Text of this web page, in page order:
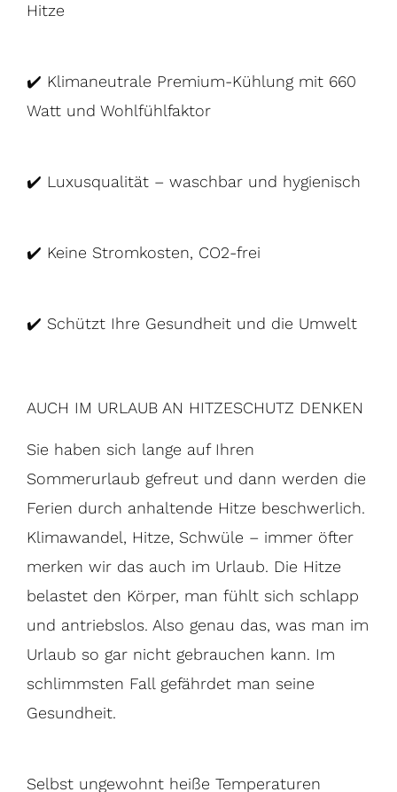
Hitze
✔️ Klimaneutrale Premium-Kühlung mit 660
Watt und Wohlfühlfaktor
✔️ Luxusqualität – waschbar und hygienisch
✔️ Keine Stromkosten, CO2-frei
✔️ Schützt Ihre Gesundheit und die Umwelt
AUCH IM URLAUB AN HITZESCHUTZ DENKEN
Sie haben sich lange auf Ihren
Sommerurlaub gefreut und dann werden die
Ferien durch anhaltende Hitze beschwerlich.
Klimawandel, Hitze, Schwüle – immer öfter
merken wir das auch im Urlaub. Die Hitze
belastet den Körper, man fühlt sich schlapp
und antriebslos. Also genau das, was man im
Urlaub so gar nicht gebrauchen kann. Im
schlimmsten Fall gefährdet man seine
Gesundheit.
Selbst ungewohnt heiße Temperaturen